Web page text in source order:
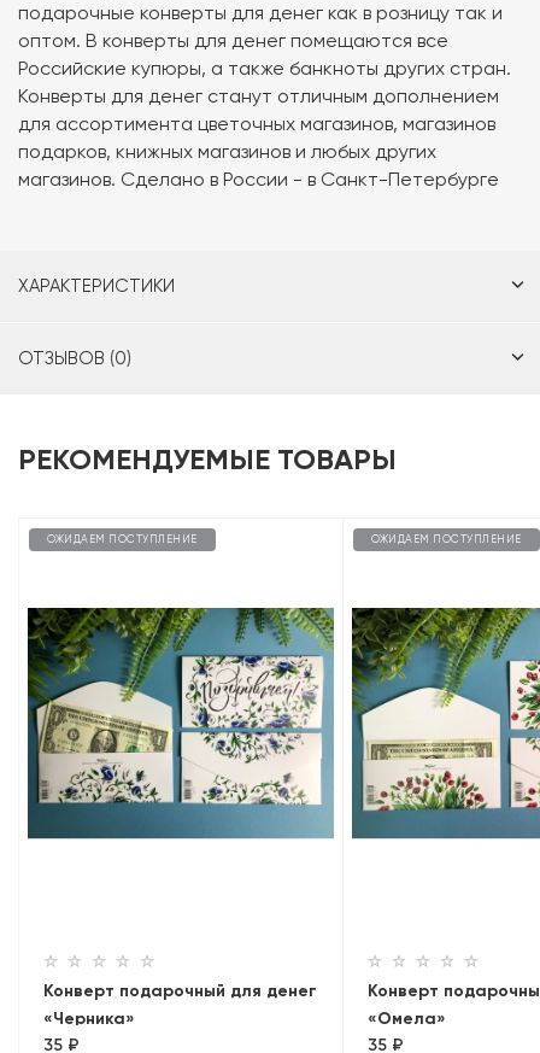
подарочные конверты для денег как в розницу так и
оптом. В конверты для денег помещаются все
Российские купюры, а также банкноты других стран.
Конверты для денег станут отличным дополнением
для ассортимента цветочных магазинов, магазинов
подарков, книжных магазинов и любых других
магазинов. Сделано в России - в Санкт-Петербурге
ХАРАКТЕРИСТИКИ
ОТЗЫВОВ (0)
РЕКОМЕНДУЕМЫЕ ТОВАРЫ
ОЖИДАЕМ ПОСТУПЛЕНИЕ
Конверт подарочный для денег
«Черника»
35 ₽
ОЖИДАЕМ ПОСТУПЛЕНИЕ
Конверт
«Омела»
35 ₽